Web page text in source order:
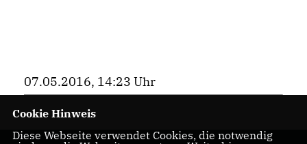
07.05.2016, 14:23 Uhr
Cookie Hinweis
Diese Webseite verwendet Cookies, die notwendig